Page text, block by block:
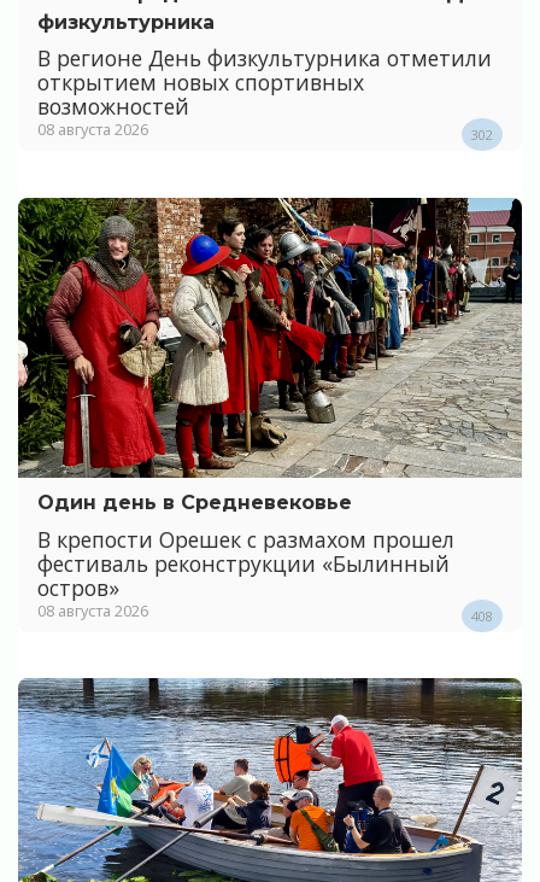
физкультурника
В регионе День физкультурника отметили
открытием новых спортивных
возможностей
08 августа 2026 302
Один день в Средневековье
В крепости Орешек с размахом прошел
фестиваль реконструкции «Былинный
остров»
08 августа 2026 408